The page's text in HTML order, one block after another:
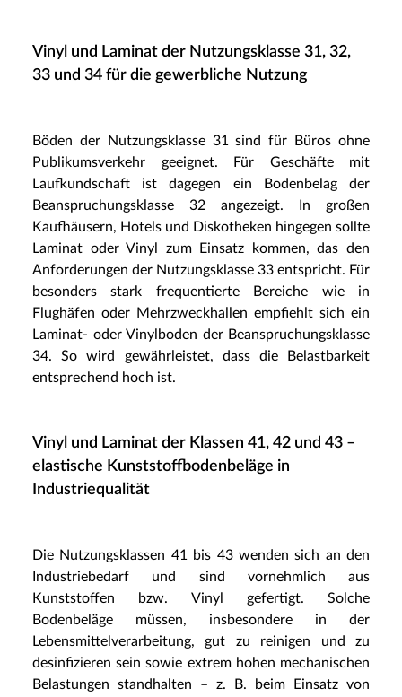
Vinyl und Laminat der Nutzungsklasse 31, 32,
33 und 34 für die gewerbliche Nutzung
Böden der Nutzungsklasse 31 sind für Büros ohne
Publikumsverkehr geeignet. Für Geschäfte mit
Laufkundschaft ist dagegen ein Bodenbelag der
Beanspruchungsklasse 32 angezeigt. In großen
Kaufhäusern, Hotels und Diskotheken hingegen sollte
Laminat oder Vinyl zum Einsatz kommen, das den
Anforderungen der Nutzungsklasse 33 entspricht. Für
besonders stark frequentierte Bereiche wie in
Flughäfen oder Mehrzweckhallen empfiehlt sich ein
Laminat- oder Vinylboden der Beanspruchungsklasse
34. So wird gewährleistet, dass die Belastbarkeit
entsprechend hoch ist.
Vinyl und Laminat der Klassen 41, 42 und 43 –
elastische Kunststoffbodenbeläge in
Industriequalität
Die Nutzungsklassen 41 bis 43 wenden sich an den
Industriebedarf und sind vornehmlich aus
Kunststoffen bzw. Vinyl gefertigt. Solche
Bodenbeläge müssen, insbesondere in der
Lebensmittelverarbeitung, gut zu reinigen und zu
desinfizieren sein sowie extrem hohen mechanischen
Belastungen standhalten – z. B. beim Einsatz von